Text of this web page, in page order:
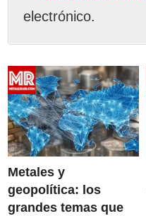
electrónico.
Metales y
geopolítica: los
grandes temas que